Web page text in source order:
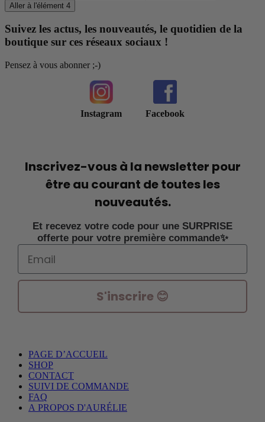
Aller à l'élément 4
Suivez les actus, les nouveautés, le quotidien de la
boutique sur ces réseaux sociaux !
Pensez à vous abonner ;-)
Instagram Facebook
Inscrivez-vous à la newsletter pour
être au courant de toutes les
nouveautés.
Et recevez votre code pour une SURPRISE
offerte pour votre première commande✨
Email
S'inscrire 😊
PAGE D’ACCUEIL
SHOP
CONTACT
SUIVI DE COMMANDE
FAQ
A PROPOS D'AURÉLIE